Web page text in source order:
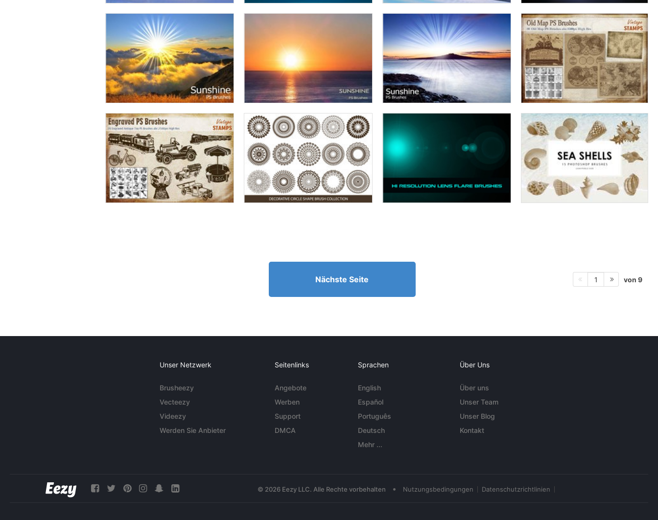
Nächste Seite 1 von 9
Unser Netzwerk
Brusheezy
Vecteezy
Videezy
Werden Sie Anbieter
Seitenlinks
Angebote
Werben
Support
DMCA
Sprachen
English
Español
Português
Deutsch
Mehr ...
Über Uns
Über uns
Unser Team
Unser Blog
Kontakt
© 2026 Eezy LLC. Alle Rechte vorbehalten • Nutzungsbedingungen Datenschutzrichtlinien